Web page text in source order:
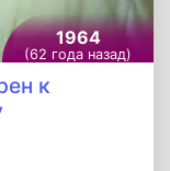
1964
(62 года назад)
к